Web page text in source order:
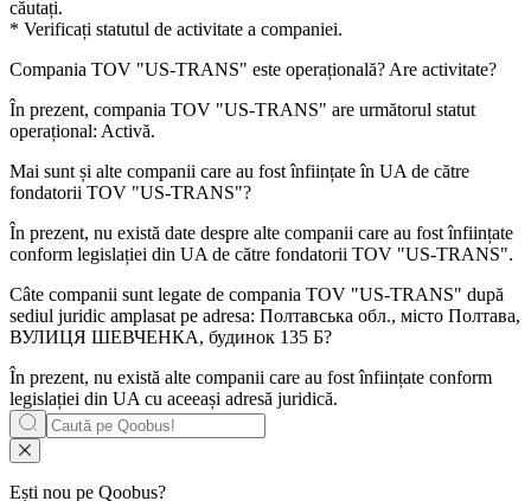
căutați.
* Verificați statutul de activitate a companiei.
Compania TOV "US-TRANS" este operațională? Are activitate?
În prezent, compania TOV "US-TRANS" are următorul statut
operațional: Activă.
Mai sunt și alte companii care au fost înființate în UA de către
fondatorii TOV "US-TRANS"?
În prezent, nu există date despre alte companii care au fost înființate
conform legislației din UA de către fondatorii TOV "US-TRANS".
Câte companii sunt legate de compania TOV "US-TRANS" după
sediul juridic amplasat pe adresa: Полтавська обл., місто Полтава,
ВУЛИЦЯ ШЕВЧЕНКА, будинок 135 Б?
În prezent, nu există alte companii care au fost înființate conform
legislației din UA cu aceeași adresă juridică.
Ești nou pe Qoobus?